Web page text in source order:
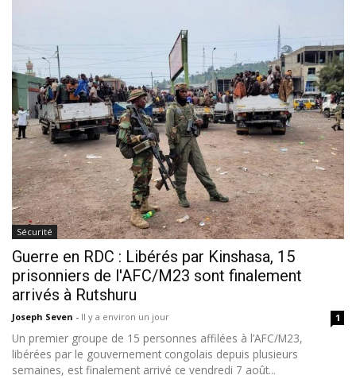
Sécurité
Guerre en RDC : Libérés par Kinshasa, 15
prisonniers de l'AFC/M23 sont finalement
arrivés à Rutshuru
Joseph Seven - Il y a environ un jour 1
Un premier groupe de 15 personnes affilées à l’AFC/M23,
libérées par le gouvernement congolais depuis plusieurs
semaines, est finalement arrivé ce vendredi 7 août...